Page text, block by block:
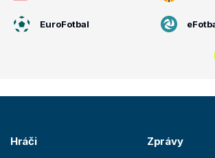
EuroFotbal
Hráči Zprávy